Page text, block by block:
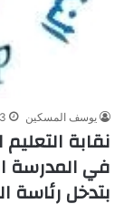
يوسف المسكين
نقابة
في المدرسة
بتدخل رئاسة